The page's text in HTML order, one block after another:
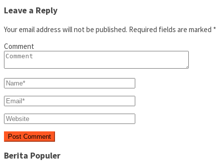
Leave a Reply
Your email address will not be published. Required fields are marked *
Comment
Berita Populer